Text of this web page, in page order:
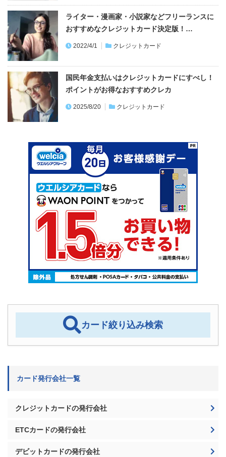
ライター・漫画家・小説家などフリーランスに
おすすめなクレジットカード決定版！…
2022/4/1 クレジットカード
国民年金支払いはクレジットカードにすべし！
ポイントがお得なおすすめクレカ
2025/8/20 クレジットカード
カード絞り込み検索
カード発行会社一覧
クレジットカードの発行会社
ETCカードの発行会社
デビットカードの発行会社